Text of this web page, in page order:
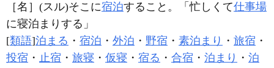
［名］ (スル)そこに宿泊すること。「忙しくて仕事場
に寝泊まり する」
[類語]泊まる ・ 宿泊 ・ 外泊 ・ 野宿 ・ 素泊まり ・ 旅宿 ・
投宿 ・ 止宿 ・ 旅寝 ・ 仮寝 ・ 宿る ・ 合宿 ・ 泊まり ・ 泊